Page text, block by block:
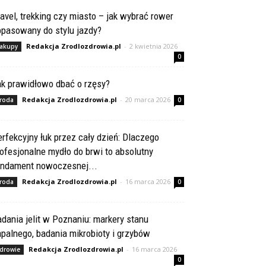
trekking czy miasto – jak wybrać rower
do stylu jazdy?
Redakcja Zrodlozdrowia.pl - 2 kwietnia 2026
0
prawidłowo dbać o rzęsy?
Redakcja Zrodlozdrowia.pl - 20 marca 2026 0
łuk przez cały dzień: Dlaczego
mydło do brwi to absolutny
nowoczesnej...
Redakcja Zrodlozdrowia.pl - 16 marca 2026 0
jelit w Poznaniu: markery stanu
badania mikrobioty i grzybów
Redakcja Zrodlozdrowia.pl - 16 marca 2026
0